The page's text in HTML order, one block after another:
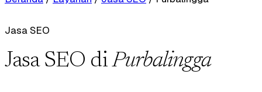
Jasa SEO
Jasa SEO diPurbalingga